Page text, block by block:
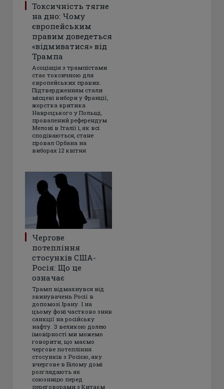
Токсичність тягне
на дно: Чому
європейським
правим доведеться
«відмиватися» від
Трампа
Асоціація з трампістами
стає токсичною для
європейських правих.
Підтвердженням стали
місцеві вибори у Франції,
жорстка критика
Навроцького у Польщі,
провалений референдум
Мелоні в Італії і, як всі
сподіваються, стане
провал Орбана на
виборах 12 квітня
Чергове
потепління
стосунків США-
Росія: Що це
означає
Трамп відмахнувся від
звинувачень Росії в
допомозі Ірану. І на
цьому фоні частково зняв
санкції на російську
нафту. З великою долею
імовірності ми можемо
говорити, що маємо
чергове потепління
стосунків з Росією, яку
вчергове в Білому домі
розглядають як
союзницю перед
переговорами з Китаєм